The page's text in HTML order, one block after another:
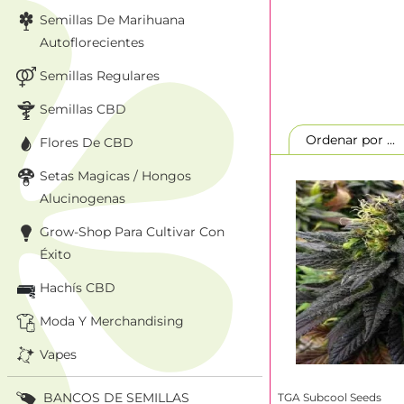
Ordenar por
TGA Subcool Seeds
Semillas De Marihuana
Autoflorecientes
Semillas Regulares
Semillas CBD
Flores De CBD
Setas Magicas / Hongos
Alucinogenas
Grow-Shop Para Cultivar Con
Éxito
Hachís CBD
Moda Y Merchandising
Vapes
BANCOS DE SEMILLAS